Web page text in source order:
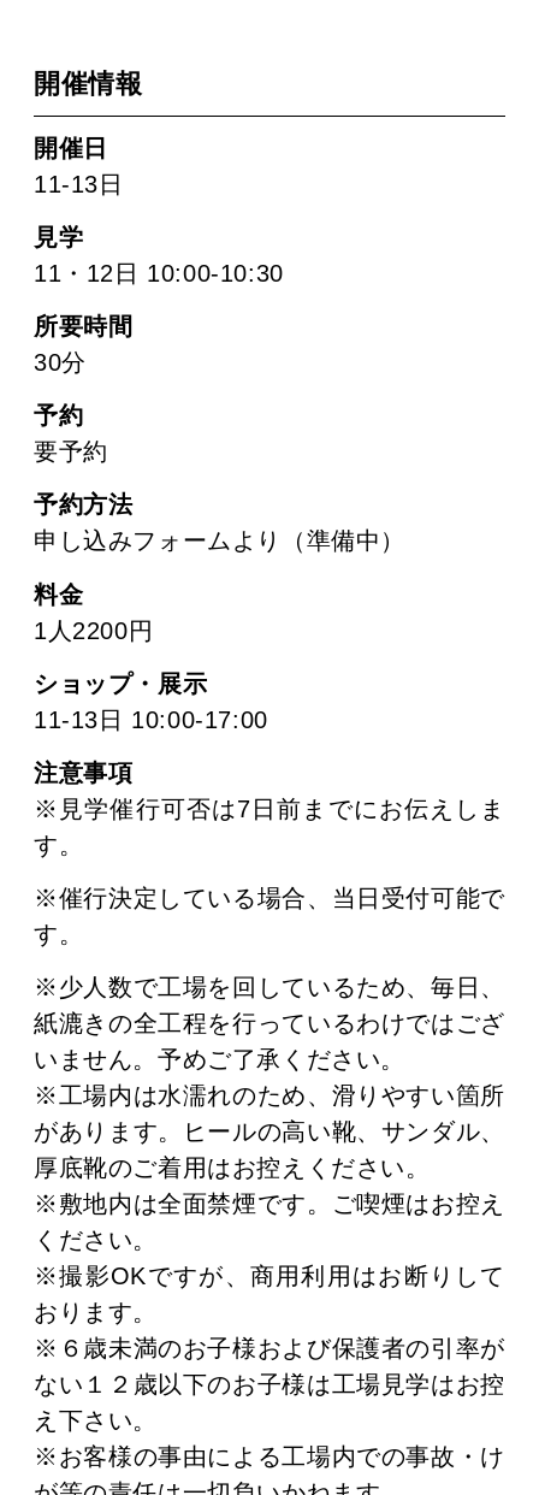
開催情報
開催日
11-13日
見学
11・12日 10:00-10:30
所要時間
30分
予約
要予約
予約方法
申し込みフォームより（準備中）
料金
1人2200円
ショップ・展示
11-13日 10:00-17:00
注意事項
※見学催行可否は7日前までにお伝えしま
す。
※催行決定している場合、当日受付可能で
す。
※少人数で工場を回しているため、毎日、
紙漉きの全工程を行っているわけではござ
いません。予めご了承ください。
※工場内は水濡れのため、滑りやすい箇所
があります。ヒールの高い靴、サンダル、
厚底靴のご着用はお控えください。
※敷地内は全面禁煙です。ご喫煙はお控え
ください。
※撮影OKですが、商用利用はお断りして
おります。
※６歳未満のお子様および保護者の引率が
ない１２歳以下のお子様は工場見学はお控
え下さい。
※お客様の事由による工場内での事故・け